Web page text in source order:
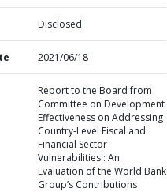
Disclosed
2021/06/18
Report to the Board from
Committee on Development
Effectiveness on Addressing
Country-Level Fiscal and
Financial Sector
Vulnerabilities : An
Evaluation of the World Bank
Group’s Contributions